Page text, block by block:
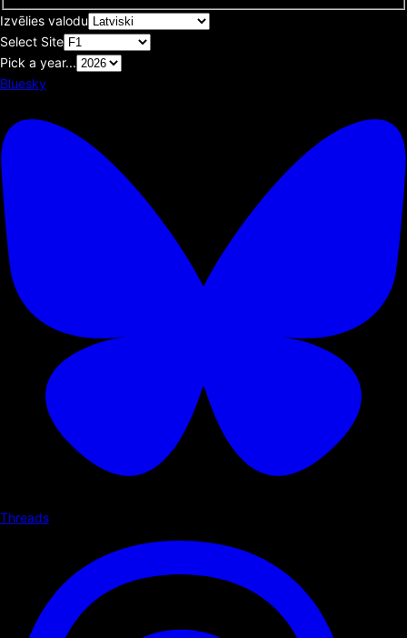
Izvēlies valodu
Select Site
Pick a year...
Bluesky
Threads